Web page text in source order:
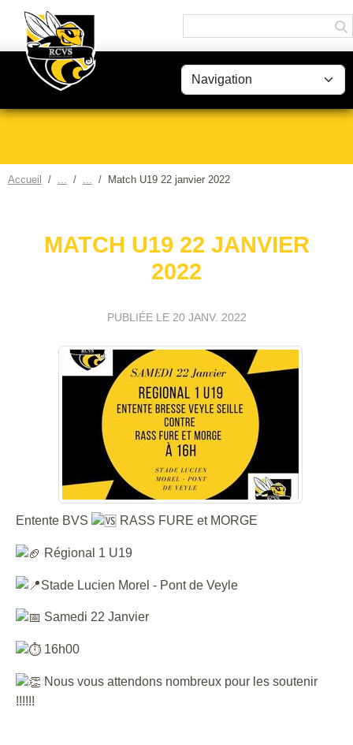
Accueil Match U19 22 janvier 2022
MATCH U19 22 JANVIER
2022
PUBLIÉE LE 20 JANV. 2022
Entente BVS RASS FURE et MORGE
Régional 1 U19
Stade Lucien Morel - Pont de Veyle
Samedi 22 Janvier
16h00
Nous vous attendons nombreux pour les soutenir
!!!!!!
Panneau de gestion des cookies